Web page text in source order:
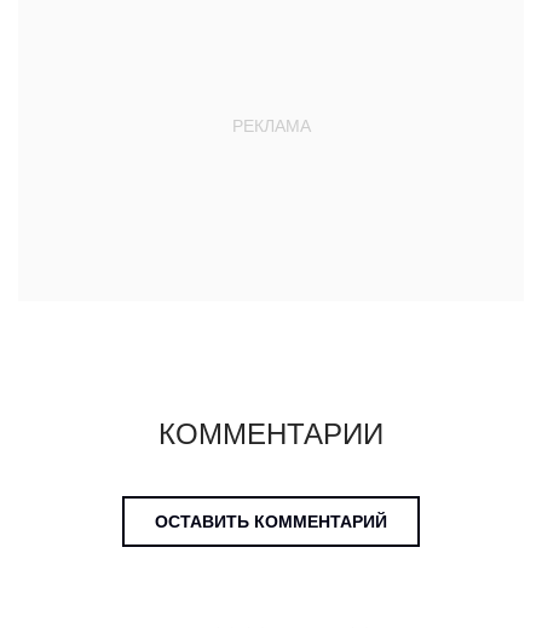
КОММЕНТАРИИ
ОСТАВИТЬ КОММЕНТАРИЙ